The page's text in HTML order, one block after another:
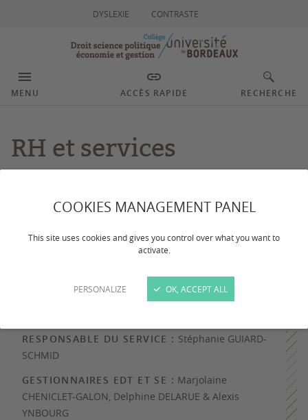
COOKIES MANAGEMENT PANEL
This site uses cookies and gives you control over what you want to
activate.
PERSONALIZE OK, ACCEPT ALL
DYSLEXIE CONTRASTE
MENU ACCÈS RAPIDE RECHERCHE
RH et services
d'enseignement
emplois du temps CM & TD
RESPONSABLE DU SERVICE : Stéphanie GUIARD-
SCHMID
GESTIONNAIRES EDT ET SE : Marjolaine
CHENICLET-GALON, Delphine DELARUE & Alexis
YNBOURG